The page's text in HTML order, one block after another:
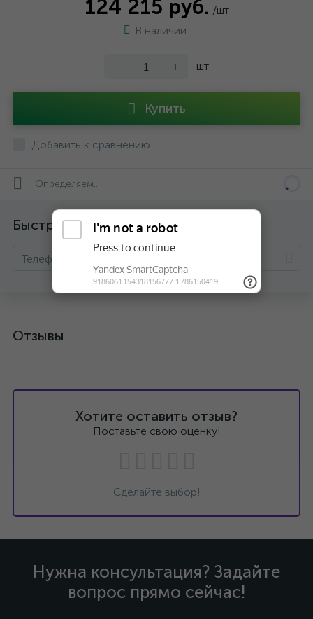
124 215 руб. /шт
В наличии
- + шт
Купить
Добавить к сравнению
Определяем...
Быстрый заказ
Отзывы
Хотите оставить отзыв?
Поставьте свою оценку!
Сделайте выбор!
Нужна консультация? Задайте
вопрос прямо сейчас!